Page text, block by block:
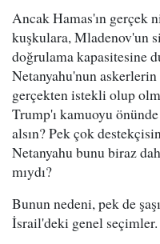
Ancak Hamas'ın gerçek
kuşkulara, Mladenov'un
doğrulama kapasitesine
Netanyahu'nun
gerçekten istekli olup
Trump'ı kamuoyu
alsın? Pek çok
Netanyahu bunu biraz
mıydı?
Bunun nedeni, pek de
İsrail'deki genel seçimler.